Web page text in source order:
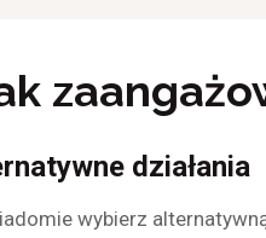
działania
wybierz